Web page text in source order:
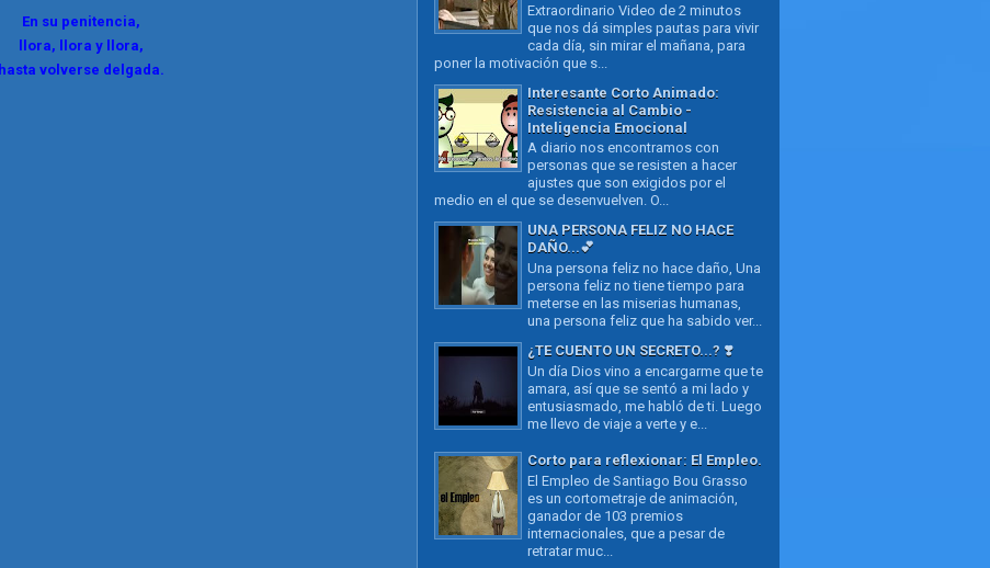
En su penitencia,
llora, llora y llora,
hasta volverse delgada.
Extraordinario Video de 2 minutos
que nos dá simples pautas para vivir
cada día, sin mirar el mañana, para
poner la motivación que s...
Interesante Corto Animado:
Resistencia al Cambio -
Inteligencia Emocional
A diario nos encontramos con
personas que se resisten a hacer
ajustes que son exigidos por el
medio en el que se desenvuelven. O...
UNA PERSONA FELIZ NO HACE
DAÑO...💕
Una persona feliz no hace daño, Una
persona feliz no tiene tiempo para
meterse en las miserias humanas,
una persona feliz que ha sabido ver...
¿TE CUENTO UN SECRETO...? ❣️
Un día Dios vino a encargarme que te
amara, así que se sentó a mi lado y
entusiasmado, me habló de ti. Luego
me llevo de viaje a verte y e...
Corto para reflexionar: El Empleo.
El Empleo de Santiago Bou Grasso
es un cortometraje de animación,
ganador de 103 premios
internacionales, que a pesar de
retratar muc...